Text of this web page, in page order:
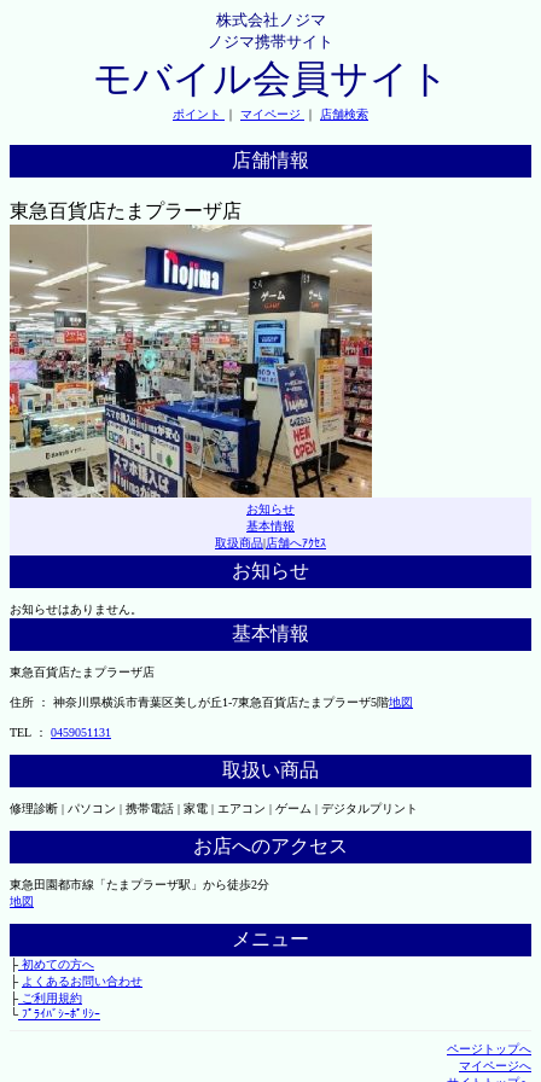
株式会社ノジマ
ノジマ携帯サイト
モバイル会員サイト
ポイント ｜ マイページ ｜ 店舗検索
店舗情報
東急百貨店たまプラーザ店
お知らせ
基本情報
取扱商品|店舗へｱｸｾｽ
お知らせ
お知らせはありません。
基本情報
東急百貨店たまプラーザ店
住所 ： 神奈川県横浜市青葉区美しが丘1-7東急百貨店たまプラーザ5階地図
TEL ： 0459051131
取扱い商品
修理診断 | パソコン | 携帯電話 | 家電 | エアコン | ゲーム | デジタルプリント
お店へのアクセス
東急田園都市線「たまプラーザ駅」から徒歩2分
地図
メニュー
├初めての方へ
├ よくあるお問い合わせ
├ご利用規約
└ﾌﾟﾗｲﾊﾞｼｰﾎﾟﾘｼｰ
ページトップへ
マイページへ